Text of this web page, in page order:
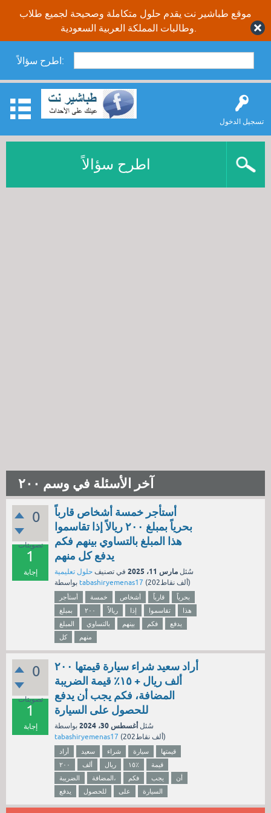
موقع طباشير نت يقدم حلول متكاملة وصحيحة لجميع طلاب
اطرح سؤالاً:
تسجيل الدخول
اطرح سؤالاً
آخر الأسئلة في وسم ٢٠٠
0
تصويتات
1
إجابة
أستأجر خمسة أشخاص قارباً
بحرياً بمبلغ ٢٠٠ ريالاً إذا تقاسموا
هذا المبلغ بالتساوي بينهم فكم
يدفع كل منهم
سُئل مارس 11، 2025 في تصنيف حلول تعليمية
tabashiryemenas17 ( 202ألف نقاط)
أستأجر خمسة أشخاص قارباً
بحرياً
بمبلغ
٢٠٠ ريالاً إذا تقاسموا
هذا
المبلغ
بالتساوي بينهم فكم
يدفع
كل
منهم
0
تصويتات
1
إجابة
أراد سعيد شراء سيارة قيمتها ٢٠٠
ألف ريال + ١٥٪ قيمة الضريبة
المضافة، فكم يجب أن يدفع
للحصول على السيارة
سُئل أغسطس 30، 2024
بواسطة
tabashiryemenas17 ( 202ألف نقاط)
أراد سعيد شراء سيارة
قيمتها
٢٠٠
ألف ريال ١٥٪
قيمة
الضريبة
المضافة، فكم يجب
أن
يدفع
للحصول على السيارة